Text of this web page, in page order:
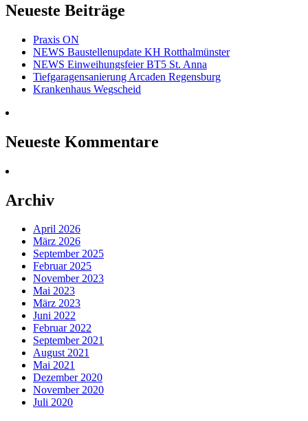
Neueste Beiträge
Praxis ON
NEWS Baustellenupdate KH Rotthalmünster
NEWS Einweihungsfeier BT5 St. Anna
Tiefgaragensanierung Arcaden Regensburg
Krankenhaus Wegscheid
Neueste Kommentare
Archiv
April 2026
März 2026
September 2025
Februar 2025
November 2023
Mai 2023
März 2023
Juni 2022
Februar 2022
September 2021
August 2021
Mai 2021
Dezember 2020
November 2020
Juli 2020